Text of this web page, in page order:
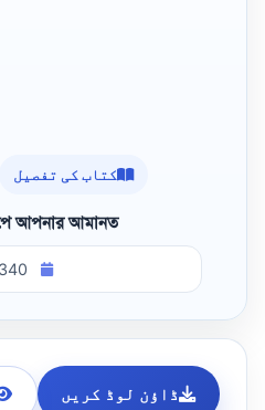
کتاب کی تفصیل
আপনার আমানত
ڈاؤن لوڈ کریں